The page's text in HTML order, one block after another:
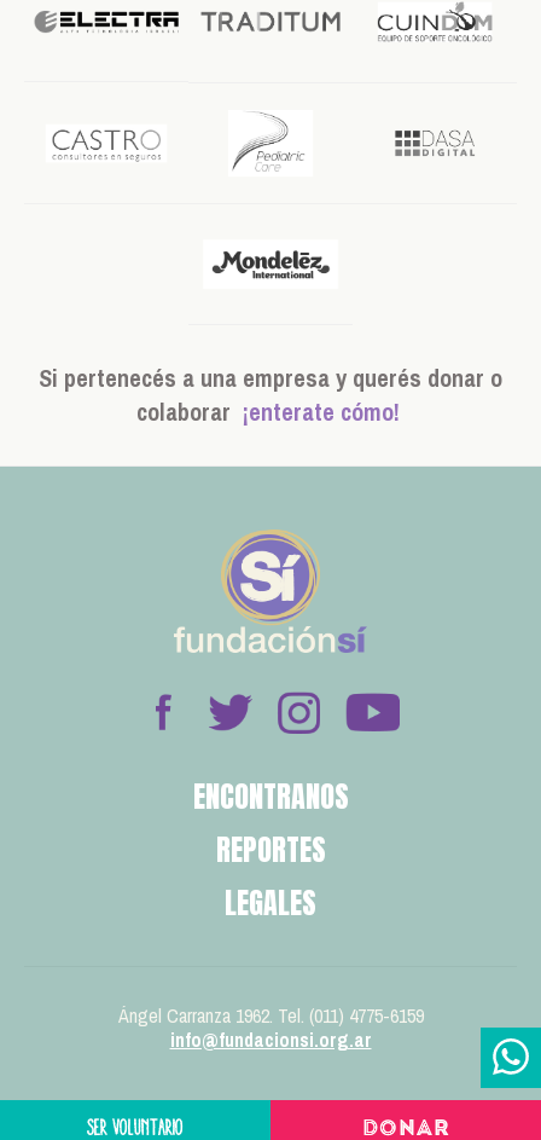
SER VOLUNTARIO DONAR
Si pertenecés a una empresa y querés donar o
colaborar ¡enterate cómo!
ENCONTRANOS
REPORTES
LEGALES
Ángel Carranza 1962. Tel. (011) 4775-6159
info@fundacionsi.org.ar